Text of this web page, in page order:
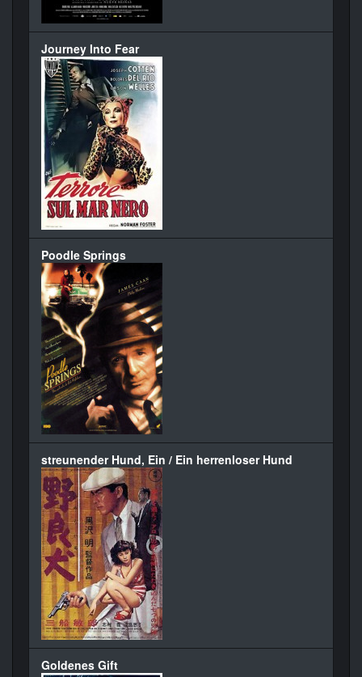
Journey Into Fear
Poodle Springs
streunender Hund, Ein / Ein herrenloser Hund
Goldenes Gift